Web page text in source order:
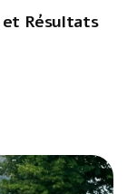
et Résultats